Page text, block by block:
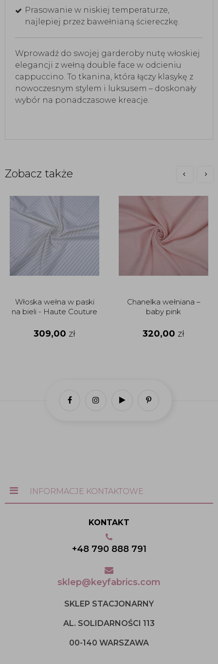
Prasowanie w niskiej temperaturze,
najlepiej przez bawełnianą ściereczkę.
Wprowadź do swojej garderoby nutę włoskiej
elegancji z wełną double face w odcieniu
cappuccino. To tkanina, która łączy klasykę z
nowoczesnym stylem i luksusem – doskonały
wybór na ponadczasowe kreacje.
Zobacz także
Włoska wełna w paski
na bieli - Haute Couture
309,00 zł
Chanelka wełniana –
baby pink
320,00 zł
INFORMACJE KONTAKTOWE
KONTAKT
+48 790 888 791
sklep@keyfabrics.com
SKLEP STACJONARNY
AL. SOLIDARNOŚCI 113
00-140 WARSZAWA